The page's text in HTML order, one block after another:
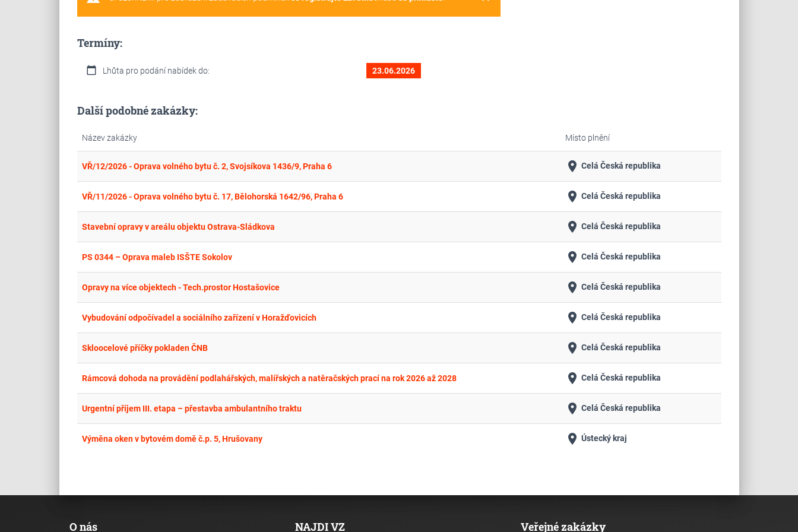
Termíny:
calendar_today Lhůta pro podání nabídek do: 23.06.2026
Další podobné zakázky:
Název zakázky Místo plnění
VŘ/12/2026 - Oprava volného bytu č. 2, Svojsíkova 1436/9, Praha 6 place Celá Česká republika
VŘ/11/2026 - Oprava volného bytu č. 17, Bělohorská 1642/96, Praha 6 place Celá Česká republika
Stavební opravy v areálu objektu Ostrava-Sládkova place Celá Česká republika
PS 0344 – Oprava maleb ISŠTE Sokolov place Celá Česká republika
Opravy na více objektech - Tech.prostor Hostašovice place Celá Česká republika
Vybudování odpočívadel a sociálního zařízení v Horažďovicích place Celá Česká republika
Skloocelové příčky pokladen ČNB place Celá Česká republika
Rámcová dohoda na provádění podlahářských, malířských a natěračských prací na rok 2026 až 2028 place Celá Česká republika
Urgentní příjem III. etapa – přestavba ambulantního traktu place Celá Česká republika
Výměna oken v bytovém domě č.p. 5, Hrušovany place Ústecký kraj
O nás NAJDI VZ Veřejné zakázky